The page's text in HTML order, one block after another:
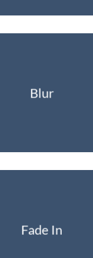
Blur
Fade In